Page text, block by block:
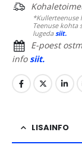
*Kullerteenuse
Teenuse kohta
lugedasiit.
E-poest
infosiit.
LISAINFO